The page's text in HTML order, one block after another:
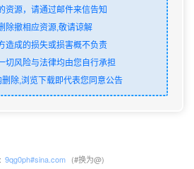
资源，请通过邮件来信告知
除撤相应资源,敬请谅解
造成的损失或损害概不负责
切风险与法律均由您自行承担
除,浏览下载即代表您同意公告
9qg0ph#sina.com (#换为@)